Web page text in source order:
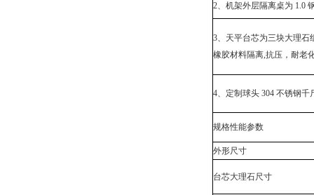
2、机架外层隔离桌为 1.0
3、天平台芯为三块大理石
橡胶材料隔离,抗压，耐老
4、定制球头 304 不锈钢
规格性能参数
外形尺寸
台芯大理石尺寸